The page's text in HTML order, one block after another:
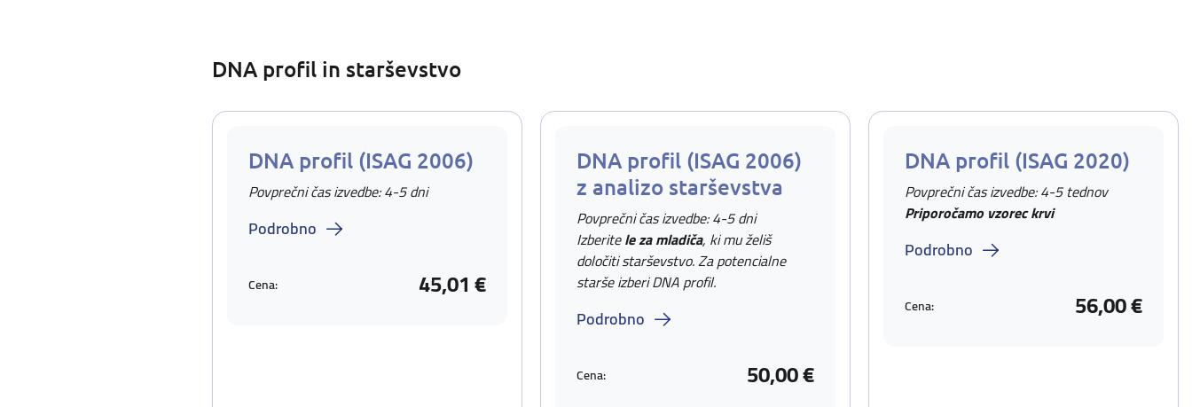
DNA profil in starševstvo
DNA profil (ISAG 2006)
Povprečni čas izvedbe: 4-5 dni
Podrobno
Cena: 45,01 €
DNA profil (ISAG 2006)
z analizo starševstva
Povprečni čas izvedbe: 4-5 dni
Izberitele za mladiča, ki mu želiš
določiti starševstvo. Za potencialne
starše izberi DNA profil.
Podrobno
Cena: 50,00 €
DNA profil (ISAG 2020)
Povprečni čas izvedbe: 4-5 tednov
Priporočamo vzorec krvi
Podrobno
Cena: 56,00 €